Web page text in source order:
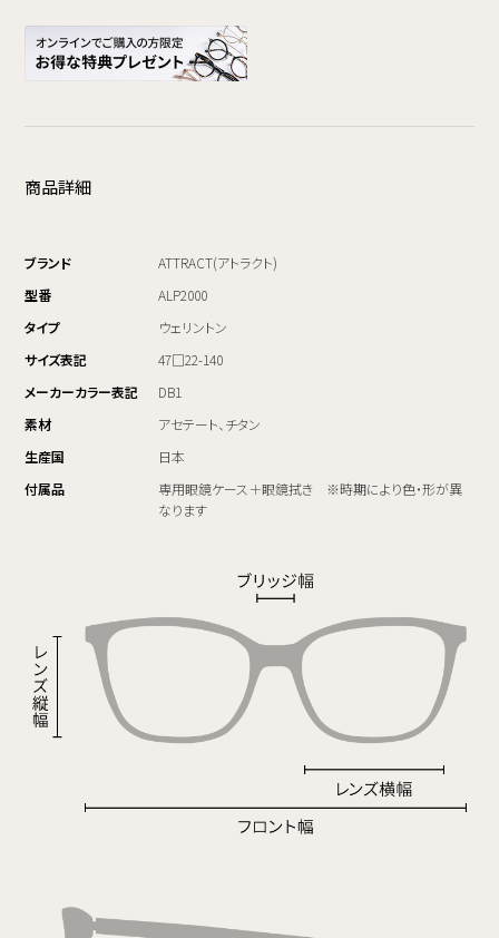
商品詳細
ブランド
ATTRACT(アトラクト)
型番
ALP2000
タイプ
ウェリントン
サイズ表記
47□22-140
メーカーカラー表記
DB1
素材
アセテート、チタン
生産国
日本
付属品
専用眼鏡ケース＋眼鏡拭き ※時期により色・形が異
なります